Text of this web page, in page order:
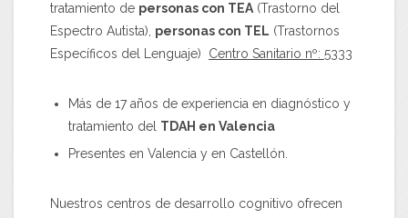
tratamiento de personas con TEA(Trastorno del
Espectro Autista), personas con TEL (Trastornos
Específicos del Lenguaje) Centro Sanitario nº: 5333
Más de 17 años de experiencia en diagnóstico y
tratamiento del TDAH en Valencia
Presentes en Valencia y en Castellón.
Nuestros centros de desarrollo cognitivo ofrecen